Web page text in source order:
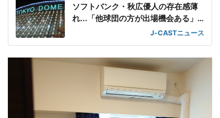
ソフトバンク・秋広優人の存在感薄
れ...「他球団の方が出場機会ある」
J-CASTニュース